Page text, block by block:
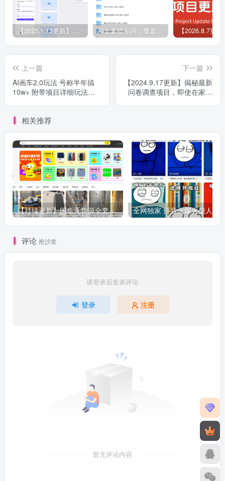
【2025.1.13更新】Coze应用实战 如何利用coze应用功能，开发一个小程序，并发布到微信 AI全套提示词，覆盖微头条、小说、短视频脚本等32+创作场景
上一篇
AI画车2.0玩法 号称半年搞
10w+ 附带项目详细玩法拆
下一篇
【2024.9.17更新】揭秘最新
问卷调查项目，即使在家也
相关推荐
【持续更新】闲鱼无货源全套实操指南+案例复盘，新手直接抄作业
评论 抢沙发
请登录后发表评论
登录 注册
暂无评论内容